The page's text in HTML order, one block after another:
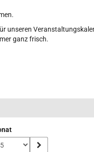
unseren
ganz frisch.